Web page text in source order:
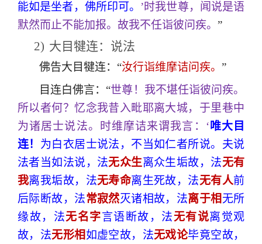
能如是坐者，佛所印可。 ’时我世尊，闻说是语
默然而止不能加报。故我不任诣彼问疾。 ”
2) 大目犍连：说法
佛告大目犍连：“汝行诣维摩诘问疾。 ”
目连白佛言：“世尊！我不堪任诣彼问疾。
所以者何？忆念我昔入毗耶离大城，于里巷中
为诸居士说法。时维摩诘来谓我言：‘唯大目
连！ 为白衣居士说法，不当如仁者所说。夫说
法者当如法说，法无众生离众生垢故，法无有
我离我垢故，法无寿命离生死故，法无有人前
后际断故，法常寂然灭诸相故，法离于相无所
缘故，法无名字言语断故，法无有说离觉观
故，法无形相如虚空故，法无戏论毕竟空故，